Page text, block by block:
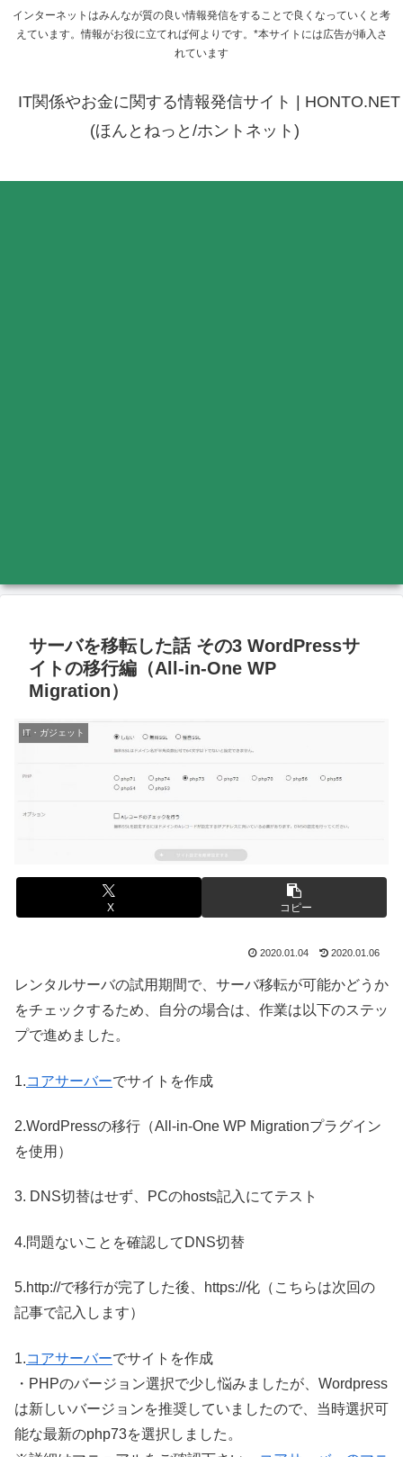
インターネットはみんなが質の良い情報発信をすることで良くなっていくと考
えています。情報がお役に立てれば何よりです。*本サイトには広告が挿入さ
れています
IT関係やお金に関する情報発信サイト | HONTO.NET
(ほんとねっと/ホントネット)
サーバを移転した話 その3 WordPressサ
イトの移行編（All-in-One WP
Migration）
IT・ガジェット
X コピー
2020.01.04 2020.01.06
レンタルサーバの試用期間で、サーバ移転が可能かどうか
をチェックするため、自分の場合は、作業は以下のステッ
プで進めました。
1.コアサーバーでサイトを作成
2.WordPressの移行（All-in-One WP Migrationプラグイン
を使用）
3. DNS切替はせず、PCのhosts記入にてテスト
4.問題ないことを確認してDNS切替
5.http://で移行が完了した後、https://化（こちらは次回の
記事で記入します）
1.コアサーバーでサイトを作成
・PHPのバージョン選択で少し悩みましたが、Wordpress
は新しいバージョンを推奨していましたので、当時選択可
能な最新のphp73を選択しました。